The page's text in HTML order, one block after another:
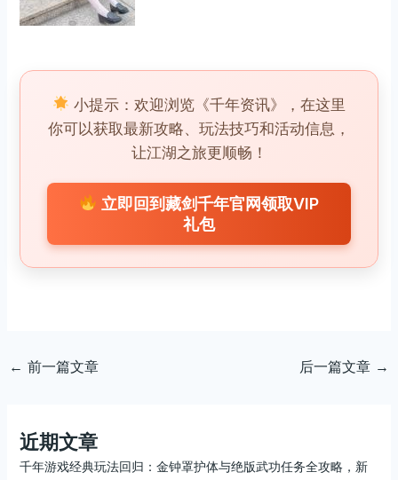
小提示：欢迎浏览《千年资讯》，在这里
你可以获取最新攻略、玩法技巧和活动信息，
让江湖之旅更顺畅！
立即回到藏剑千年官网领取VIP
礼包
← 前一篇文章 后一篇文章 →
近期文章
千年游戏经典玩法回归：金钟罩护体与绝版武功任务全攻略，新